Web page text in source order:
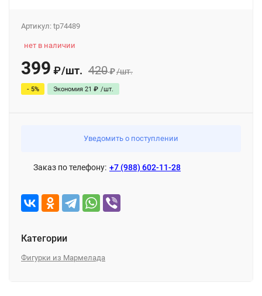
Артикул: tp74489
нет в наличии
399 ₽/шт. 420₽/шт.
- 5% Экономия 21 ₽ /шт.
Уведомить о поступлении
Заказ по телефону: +7 (988) 602-11-28
Категории
Фигурки из Мармелада